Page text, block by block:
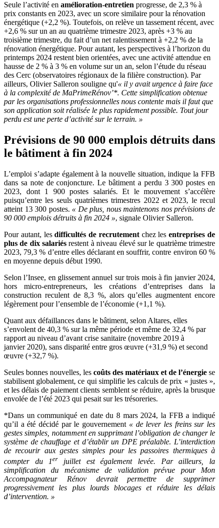
Seule l’activité en amélioration-entretien progresse, de 2,3 % à
prix constants en 2023, avec un score similaire pour la rénovation
énergétique (+2,2 %). Toutefois, on relève un tassement récent, avec
+2,6 % sur un an au quatrième trimestre 2023, après +3 % au
troisième trimestre, du fait d’un net ralentissement à +2,2 % de la
rénovation énergétique. Pour autant, les perspectives à l’horizon du
printemps 2024 restent bien orientées, avec une activité attendue en
hausse de 2 % à 3 % en volume sur un an, selon l’étude du réseau
des Cerc (observatoires régionaux de la filière construction). Par
ailleurs, Olivier Salleron souligne qu'« il y avait urgence à faire face
à la complexité de MaPrimeRénov’*. Cette simplification obtenue
par les organisations professionnelles nous contente mais il faut que
son application soit réalisée le plus rapidement possible. Tout jour
perdu est une perte d’activité sur le terrain. »
Prévisions de 90 000 emplois détruits dans
le bâtiment à fin 2024
L’emploi s’adapte également à la nouvelle situation, indique la FFB
dans sa note de conjoncture. Le bâtiment a perdu 3 300 postes en
2023, dont 1 900 postes salariés. Et le mouvement s’accélère
puisqu’entre les seuls quatrièmes trimestres 2022 et 2023, le recul
atteint 13 300 postes. « De plus, nous maintenons nos prévisions de
90 000 emplois détruits à fin 2024 », signale Olivier Salleron.
Pour autant, lesdifficultés de recrutement chez lesentreprises de
plus de dix salariésrestent à niveau élevé sur le quatrième trimestre
2023, 79,3 % d’entre elles déclarant en souffrir, contre environ 60 %
en moyenne depuis début 1990.
Selon l’Insee, en glissement annuel sur trois mois à fin janvier 2024,
hors micro-entrepreneurs, les créations d’entreprises dans la
construction reculent de 8,3 %, alors qu’elles augmentent encore
légèrement pour l’ensemble de l’économie (+1,1 %).
Quant aux défaillances dans le bâtiment, selon Altares, elles
s’envolent de 40,3 % sur la même période et même de 32,4 % par
rapport au niveau d’avant crise sanitaire (novembre 2019 à
janvier 2020), sans disparité entre gros œuvre (+31,9 %) et second
œuvre (+32,7 %).
Seules bonnes nouvelles, les coûts des matériaux et de l’énergie se
stabilisent globalement, ce qui simplifie les calculs de prix « justes »,
et les délais de paiement clients semblent se réduire, après la brusque
envolée de l’été 2023 qui pesait sur les trésoreries.
*Dans un communiqué en date du 8 mars 2024, la FFB a indiqué
qu’il a été décidé par le gouvernement « de lever les freins sur les
gestes simples, notamment en supprimant l’obligation de changer le
système de chauffage et d’établir un DPE préalable. L’interdiction
de recourir aux gestes simples pour les passoires thermiques à
compter du 1er
juillet est également levée. Par ailleurs, la
simplification du mécanisme de validation prévue pour Mon
Accompagnateur Rénov devrait permettre de supprimer
progressivement les plus lourds blocages et réduire les délais
d’intervention. »